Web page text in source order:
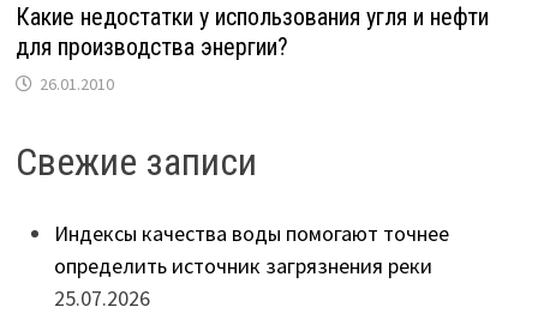
Какие недостатки у использования угля и нефти
для производства энергии?
26.01.2010
Свежие записи
Индексы качества воды помогают точнее
определить источник загрязнения реки
25.07.2026